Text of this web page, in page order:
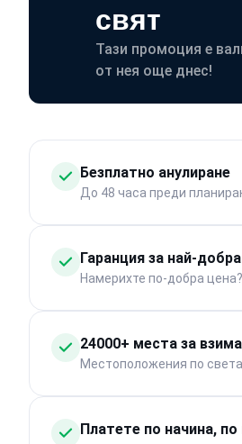
свят
Тази промоция е
от нея още днес!
Безплатно анулиране
До 48 часа преди
Гаранция за най-
Намерихте по-добра
24000+ места за
Местоположения по света
Платете по начина,